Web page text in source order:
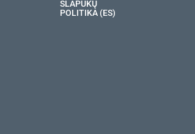
SLAPUKŲ
POLITIKA (ES)